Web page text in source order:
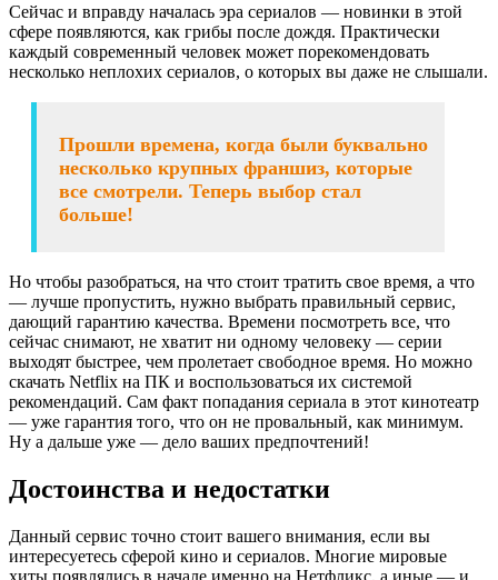
Сейчас и вправду началась эра сериалов — новинки в этой
сфере появляются, как грибы после дождя. Практически
каждый современный человек может порекомендовать
несколько неплохих сериалов, о которых вы даже не слышали.
Прошли времена, когда были буквально
несколько крупных франшиз, которые
все смотрели. Теперь выбор стал
больше!
Но чтобы разобраться, на что стоит тратить свое время, а что
— лучше пропустить, нужно выбрать правильный сервис,
дающий гарантию качества. Времени посмотреть все, что
сейчас снимают, не хватит ни одному человеку — серии
выходят быстрее, чем пролетает свободное время. Но можно
скачать Netflix на ПК и воспользоваться их системой
рекомендаций. Сам факт попадания сериала в этот кинотеатр
— уже гарантия того, что он не провальный, как минимум.
Ну а дальше уже — дело ваших предпочтений!
Достоинства и недостатки
Данный сервис точно стоит вашего внимания, если вы
интересуетесь сферой кино и сериалов. Многие мировые
хиты появлялись в начале именно на Нетфликс, а иные — и